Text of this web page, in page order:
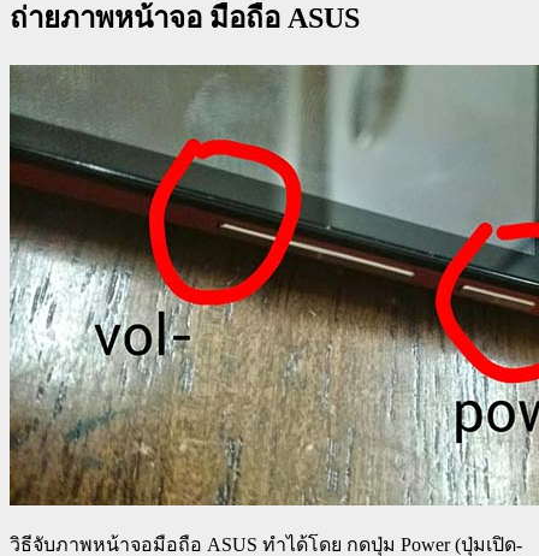
ถ่ายภาพหน้าจอ มือถือ ASUS
วิธีจับภาพหน้าจอมือถือ ASUS ทำได้โดย กดปุ่ม Power (ปุ่มเปิด-